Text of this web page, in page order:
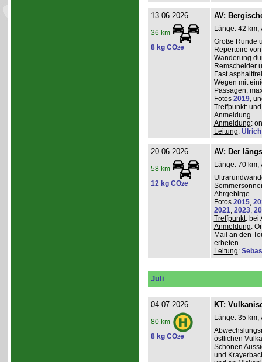
13.06.2026
36 km
8 kg CO2e
AV:
Länge: 42 km,
Große Runde
Repertoire
Wanderung
Remscheider
Fast
Wegen mit
Passagen,
Fotos 2019,
Treffpunkt:
Anmeldung.
Anmeldung:
Leitung:
20.06.2026
58 km
12 kg CO2e
AV: Der
Länge: 70 km,
Ahrgebirge.
Fotos 2015,
2021, 2023,
Treffpunkt: bei
Anmeldung:
Mail an den
erbeten.
Leitung:
Juli
04.07.2026
80 km
8 kg CO2e
KT:
Länge: 35 km,
östlichen
Schönen
und